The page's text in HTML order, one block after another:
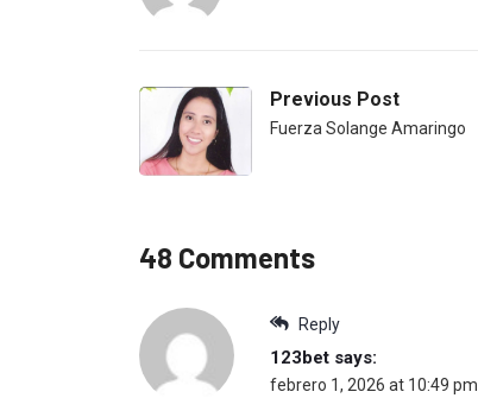
Previous Post
Fuerza Solange Amaringo
48 Comments
Reply
123bet says:
febrero 1, 2026 at 10:49 pm